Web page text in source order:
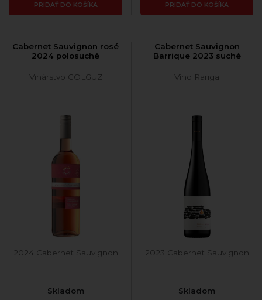
PRIDAŤ DO KOŠÍKA PRIDAŤ DO KOŠÍKA
Cabernet Sauvignon rosé
2024 polosuché
Vinárstvo GOLGUZ
2024 Cabernet Sauvignon
Skladom
Cabernet Sauvignon
Barrique 2023 suché
Víno Rariga
2023 Cabernet Sauvignon
Skladom